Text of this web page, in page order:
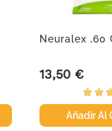
Neuralex ,60
Precio
13,50 €
Añadir Al